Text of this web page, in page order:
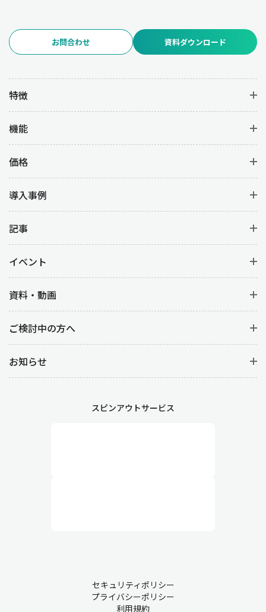
お問合わせ 資料ダウンロード
特徴
機能
価格
導入事例
記事
イベント
資料・動画
ご検討中の方へ
お知らせ
スピンアウトサービス
セキュリティポリシー
プライバシーポリシー
利用規約